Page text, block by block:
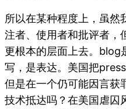
所以在某种程度上，虽
注者、使用者和批评者，
更根本的层面上去。blog
写，是表达。美国把
但是在一个仍可能因言获
技术抵达吗？在美国虐囚